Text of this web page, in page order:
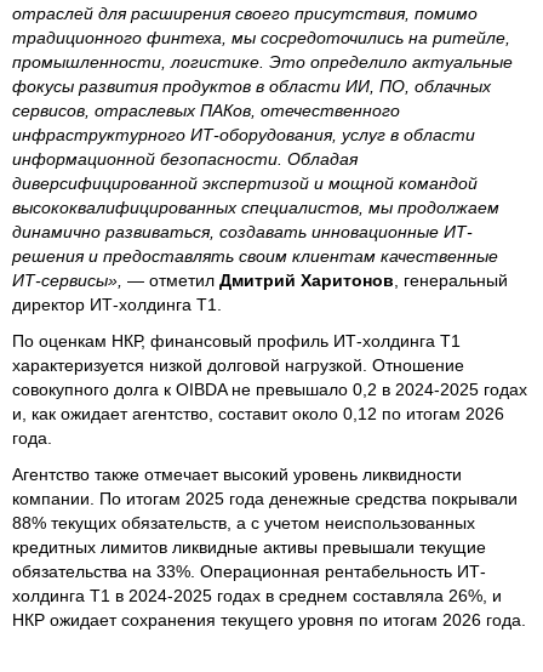
отраслей для расширения своего присутствия, помимо
традиционного финтеха, мы сосредоточились на ритейле,
промышленности, логистике. Это определило актуальные
фокусы развития продуктов в области ИИ, ПО, облачных
сервисов, отраслевых ПАКов, отечественного
инфраструктурного ИТ-оборудования, услуг в области
информационной безопасности. Обладая
диверсифицированной экспертизой и мощной командой
высококвалифицированных специалистов, мы продолжаем
динамично развиваться, создавать инновационные ИТ-
решения и предоставлять своим клиентам качественные
ИТ-сервисы», — отметил Дмитрий Харитонов , генеральный
директор ИТ-холдинга Т1.
По оценкам НКР, финансовый профиль ИТ-холдинга Т1
характеризуется низкой долговой нагрузкой. Отношение
совокупного долга к OIBDA не превышало 0,2 в 2024-2025 годах
и, как ожидает агентство, составит около 0,12 по итогам 2026
года.
Агентство также отмечает высокий уровень ликвидности
компании. По итогам 2025 года денежные средства покрывали
88% текущих обязательств, а с учетом неиспользованных
кредитных лимитов ликвидные активы превышали текущие
обязательства на 33%. Операционная рентабельность ИТ-
холдинга Т1 в 2024-2025 годах в среднем составляла 26%, и
НКР ожидает сохранения текущего уровня по итогам 2026 года.